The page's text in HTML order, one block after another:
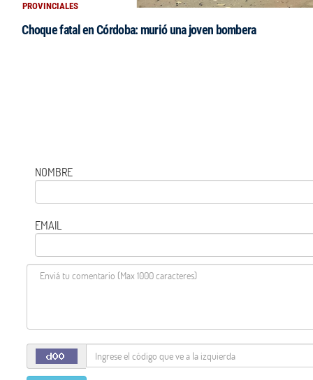
PROVINCIALES
Choque fatal en Córdoba: murió una joven bombera
NOMBRE
EMAIL